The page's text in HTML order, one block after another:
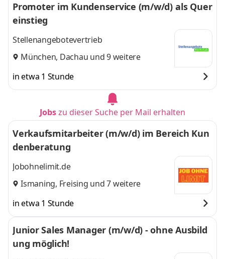
Promoter im Kundenservice (m/w/d) als Quer
einstieg
Stellenangebotevertrieb
München, Dachau und 9 weitere
in etwa 1 Stunde
Jobszu dieser Suche per Mail erhalten
Verkaufsmitarbeiter (m/w/d) im Bereich Kun
denberatung
Jobohnelimit.de
Ismaning, Freising und 7 weitere
in etwa 1 Stunde
Junior Sales Manager (m/w/d) - ohne Ausbild
ung möglich!